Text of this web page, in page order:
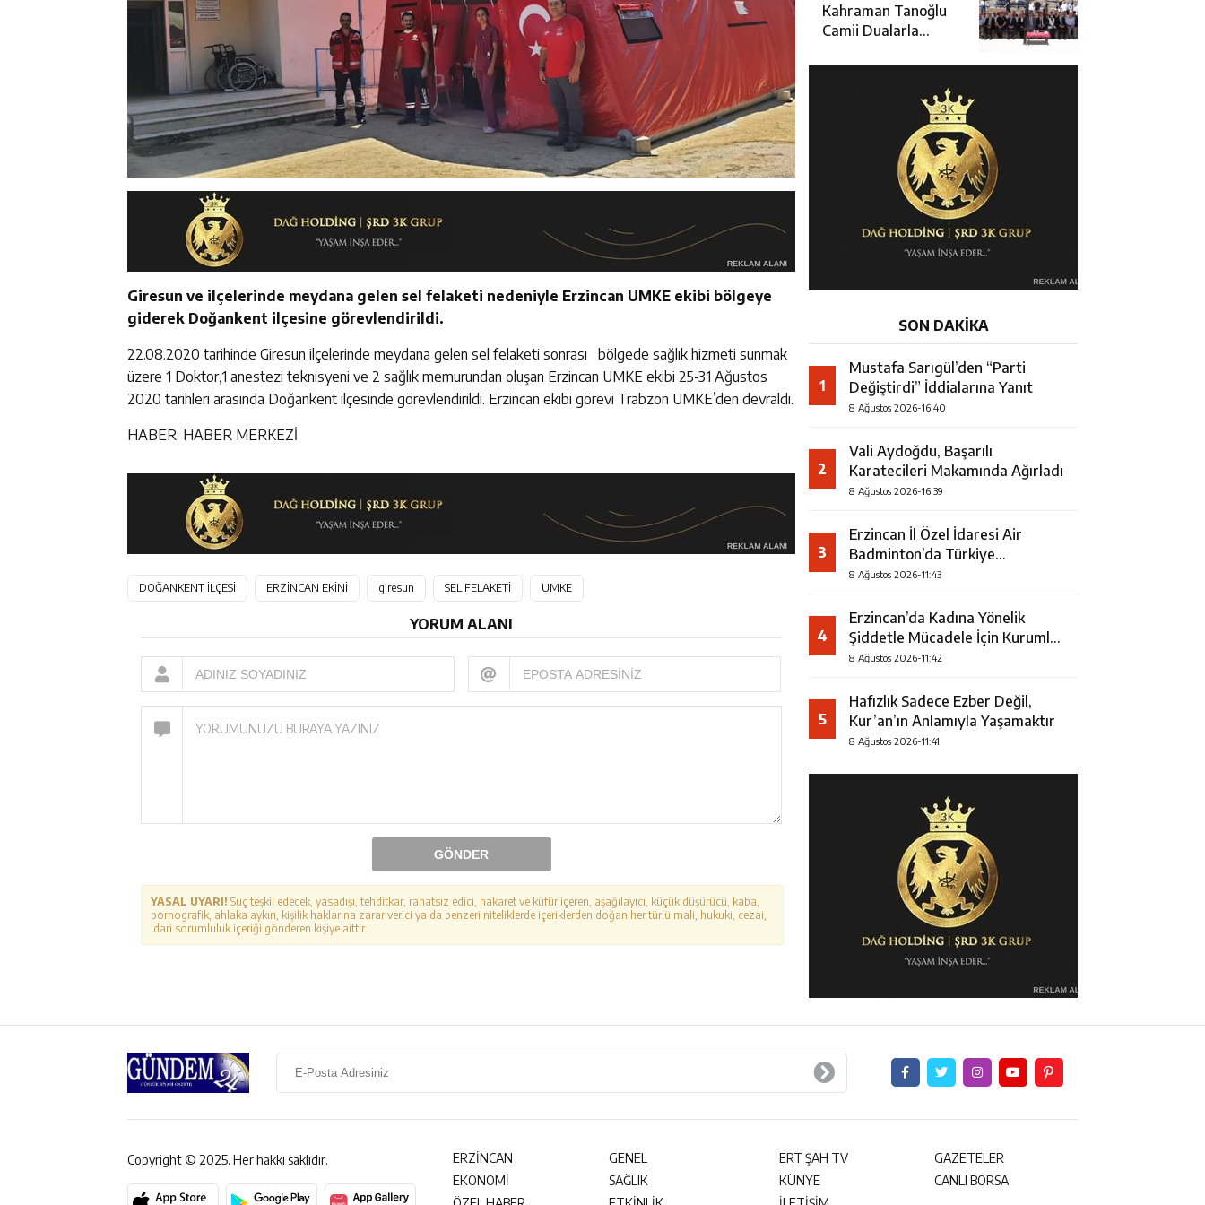
Giresun ve ilçelerinde meydana gelen sel felaketi nedeniyle Erzincan UMKE ekibi bölgeye
giderek Doğankent ilçesine görevlendirildi.
22.08.2020 tarihinde Giresun ilçelerinde meydana gelen sel felaketi sonrası bölgede sağlık hizmeti sunmak
üzere 1 Doktor,1 anestezi teknisyeni ve 2 sağlık memurundan oluşan Erzincan UMKE ekibi 25-31 Ağustos
2020 tarihleri arasında Doğankent ilçesinde görevlendirildi. Erzincan ekibi görevi Trabzon UMKE’den devraldı.
HABER: HABER MERKEZİ
DOĞANKENT İLÇESİ ERZİNCAN EKİNİ giresun SEL FELAKETİ UMKE
YORUM ALANI
GÖNDER
YASAL UYARI! Suç teşkil edecek, yasadışı, tehditkar, rahatsız edici, hakaret ve küfür içeren, aşağılayıcı, küçük düşürücü, kaba,
pornografik, ahlaka aykırı, kişilik haklarına zarar verici ya da benzeri niteliklerde içeriklerden doğan her türlü mali, hukuki, cezai,
idari sorumluluk içeriği gönderen kişiye aittir.
Ziyaret
Kahraman Tanoğlu
Camii Dualarla
SON DAKİKA
1
Mustafa Sarıgül’den “Parti
Değiştirdi” İddialarına Yanıt
8 Ağustos 2026-16:40
2
Vali Aydoğdu, Başarılı
Karatecileri Makamında Ağırladı
8 Ağustos 2026-16:39
3
Erzincan İl Özel İdaresi Air
Badminton’da Türkiye
Şampiyonu Oldu
8 Ağustos 2026-11:43
4
Erzincan’da Kadına Yönelik
Şiddetle Mücadele İçin Kurumlar
Bir Araya Geldi
8 Ağustos 2026-11:42
5
Hafızlık Sadece Ezber Değil,
Kur’an’ın Anlamıyla Yaşamaktır
8 Ağustos 2026-11:41
Copyright © 2025. Her hakkı saklıdır. ERZİNCAN
GENEL
EKONOMİ
SAĞLIK
ERT ŞAH TV
GAZETELER
KÜNYE
CANLI BORSA